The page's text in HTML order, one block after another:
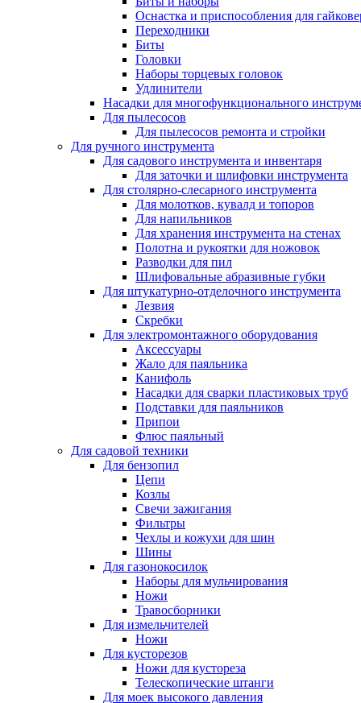
Оснастка и приспособления для
Переходники
Биты
Головки
Наборы торцевых головок
Удлинители
Насадки для многофункционального
Для пылесосов
Для пылесосов ремонта и стройки
Для ручного инструмента
Для садового инструмента и инвентаря
Для заточки и шлифовки инструмента
Для столярно-слесарного инструмента
Для молотков, кувалд и топоров
Для напильников
Для хранения инструмента на стенах
Полотна и рукоятки для ножовок
Разводки для пил
Шлифовальные абразивные губки
Для штукатурно-отделочного инструмента
Лезвия
Скребки
Для электромонтажного оборудования
Аксессуары
Жало для паяльника
Канифоль
Насадки для сварки пластиковых труб
Подставки для паяльников
Припои
Флюс паяльный
Для садовой техники
Для бензопил
Цепи
Козлы
Свечи зажигания
Фильтры
Чехлы и кожухи для шин
Шины
Для газонокосилок
Наборы для мульчирования
Ножи
Травосборники
Для измельчителей
Ножи
Для кусторезов
Ножи для кустореза
Телескопические штанги
Для моек высокого давления